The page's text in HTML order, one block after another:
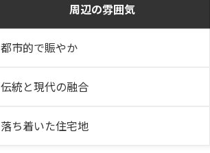
周辺の雰囲気
都市的で賑やか
伝統と現代の融合
落ち着いた住宅地